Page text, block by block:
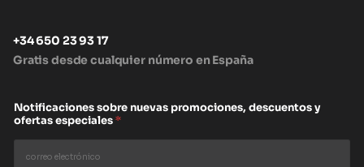
+34 650 23 93 17
Gratis desde cualquier número en España
Notificaciones sobre nuevas promociones, descuentos y
ofertas especiales*